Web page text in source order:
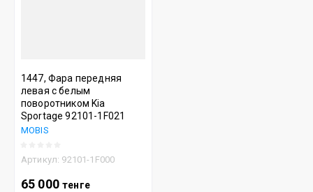
1447, Фара передняя
левая с белым
поворотником Kia
Sportage 92101-1F021
MOBIS
Артикул: 92101-1F000
65 000 тенге